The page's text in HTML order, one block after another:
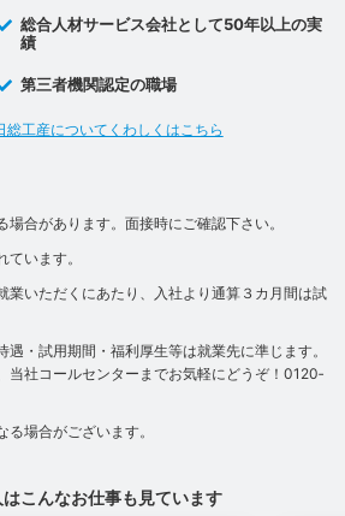
総合人材サービス会社として50年以上の実
績
第三者機関認定の職場
総工産についてくわしくはこちら
合があります。面接時にご確認下さい。
います。
業いただくにあたり、入社より通算３カ月間は試
・試用期間・福利厚生等は就業先に準じます。
当社コールセンターまでお気軽にどうぞ！0120‐
場合がございます。
こんなお仕事も見ています